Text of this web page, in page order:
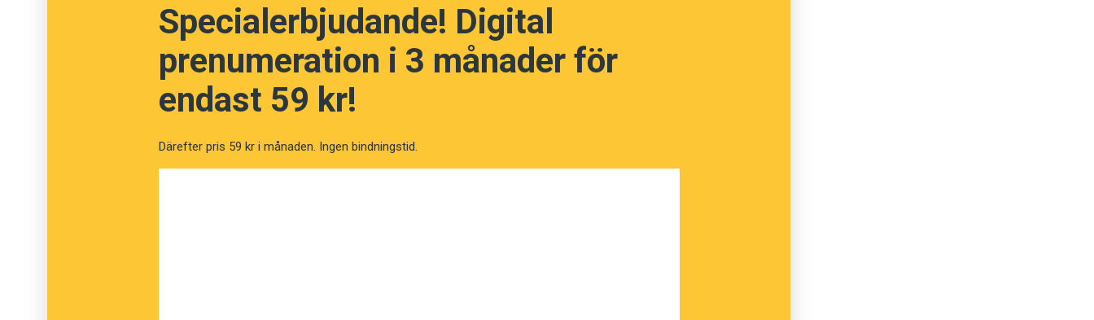
Specialerbjudande! Digital
prenumeration i 3 månader för
endast 59 kr!
Därefter pris 59 kr i månaden. Ingen bindningstid.